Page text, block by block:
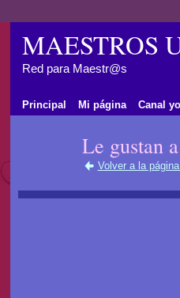
MAESTROS
Red para Maestr@s
Principal Mi página Canal
Le gustan
Volver a la